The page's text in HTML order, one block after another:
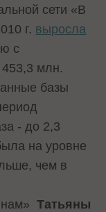
сети «В
г. выросла
с
453,3 млн.
базы
- до 2,3
на уровне
чем в
Татьяны